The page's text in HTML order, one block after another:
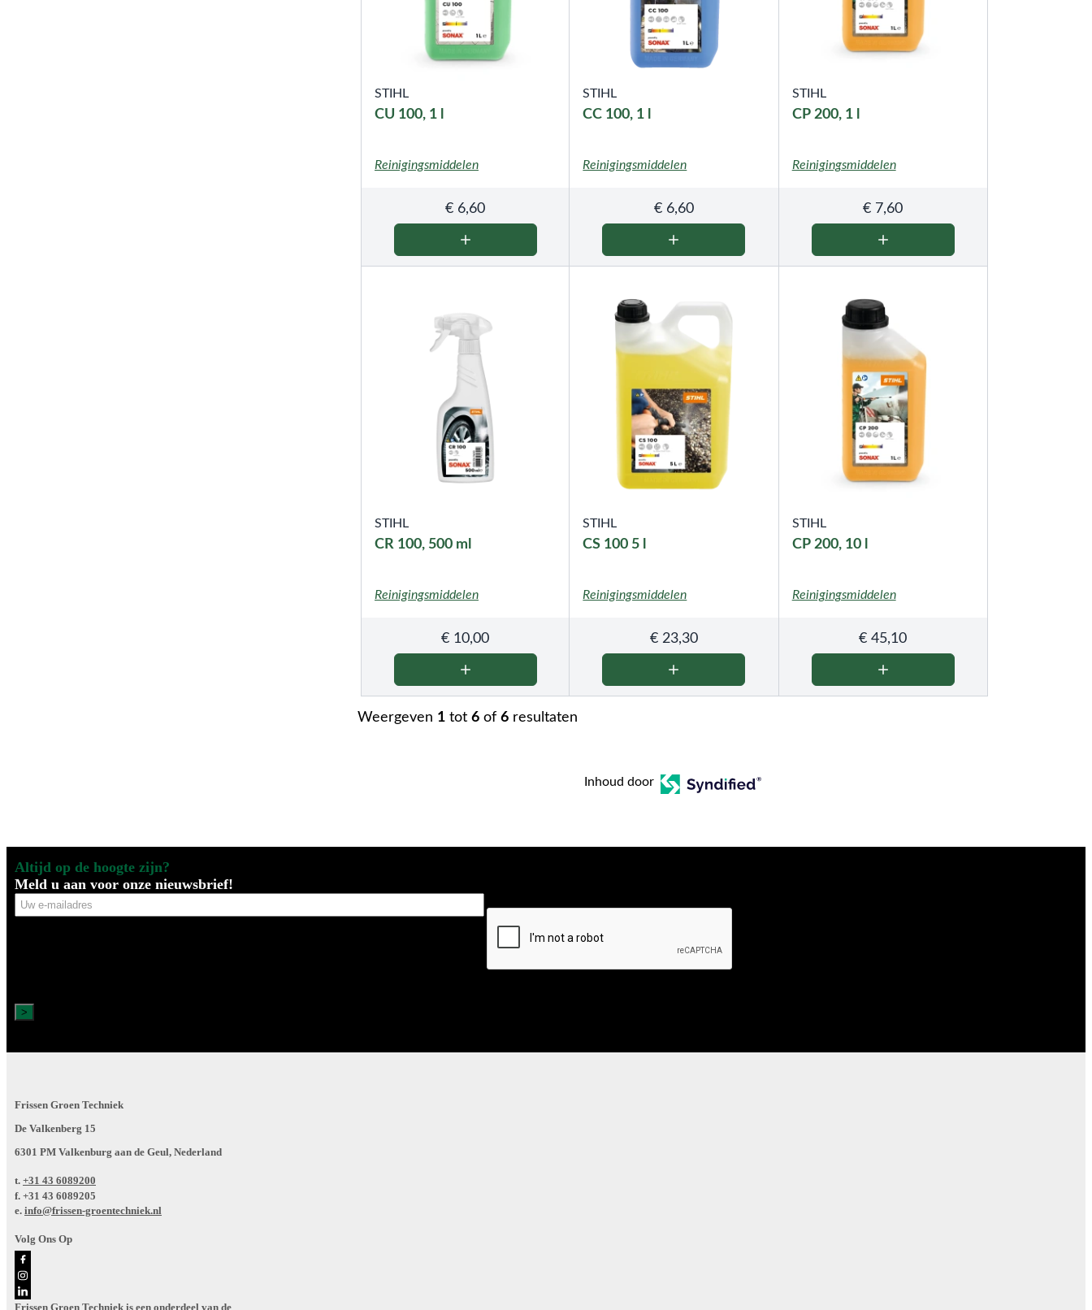
STIHL
CU 100, 1 l
Reinigingsmiddelen
€ 6,60
STIHL
CC 100, 1 l
Reinigingsmiddelen
€6,60
STIHL
CP 200, 1 l
Reinigingsmiddelen
€ 7,60
STIHL
CR 100, 500 ml
Reinigingsmiddelen
€ 10,00
STIHL
CS 100 5 l
Reinigingsmiddelen
€23,30
STIHL
CP 200, 10 l
Reinigingsmiddelen
€ 45,10
Weergeven 1 tot 6 of 6 resultaten
Inhoud door
Altijd op de hoogte zijn?
Meld u aan voor onze nieuwsbrief!
Uw
e-
Frissen Groen Techniek
De Valkenberg 15
6301 PM Valkenburg aan de Geul, Nederland
t. +31 43 6089200
f. +31 43 6089205
e. info@frissen-groentechniek.nl
Volg Ons Op
Frissen Groen Techniek is een onderdeel van de